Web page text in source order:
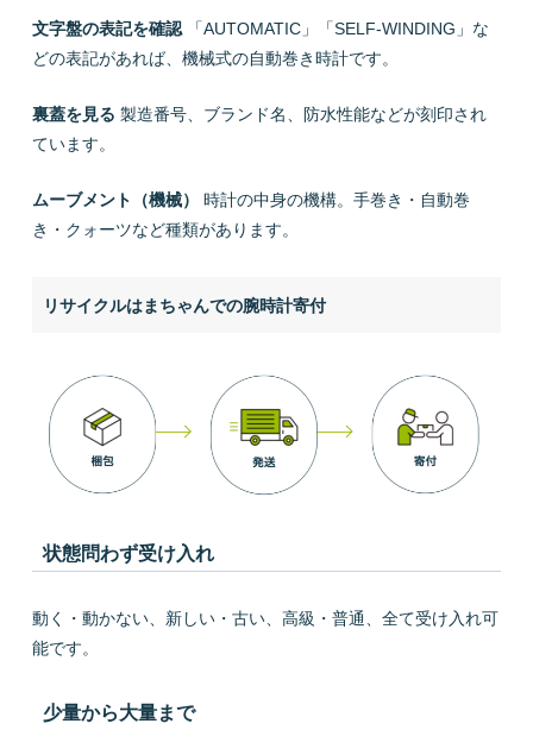
文字盤の表記を確認「AUTOMATIC」「SELF-WINDING」な
どの表記があれば、機械式の自動巻き時計です。
裏蓋を見る 製造番号、ブランド名、防水性能などが刻印され
ています。
ムーブメント（機械）
時計の中身の機構。手巻き・自動巻
き・クォーツなど種類があります。
リサイクルはまちゃんでの腕時計寄付
状態問わず受け入れ
動く・動かない、新しい・古い、高級・普通、全て受け入れ可
能です。
少量から大量まで